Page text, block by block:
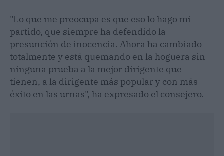
"Lo que me preocupa es que eso lo hago mi
partido, que siempre ha defendido la
presunción de inocencia. Ahora ha cambiado
totalmente y está quemando en la hoguera sin
ninguna prueba a la mejor dirigente que
tienen, a la dirigente más popular y con más
éxito en las urnas", ha expresado el consejero.